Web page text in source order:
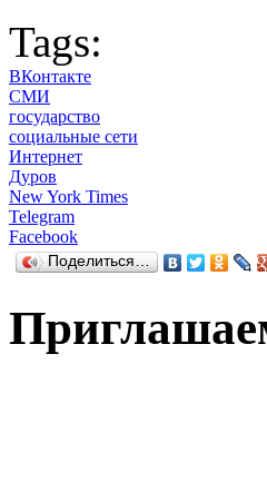
Tags:
ВКонтакте
СМИ
государство
социальные сети
Интернет
Дуров
New York Times
Telegram
Facebook
Поделиться…